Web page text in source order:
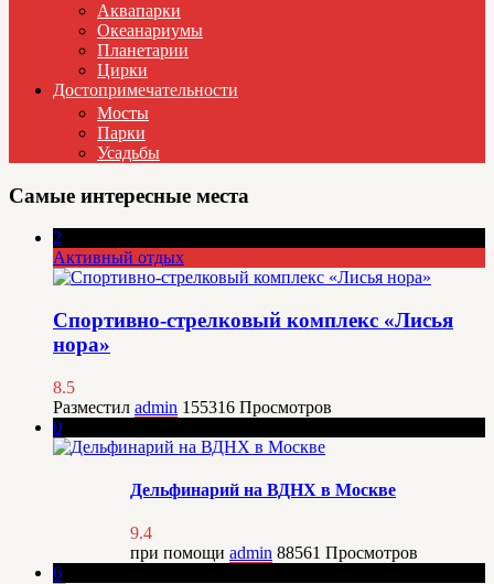
Аквапарки
Океанариумы
Планетарии
Цирки
Достопримечательности
Мосты
Парки
Усадьбы
Самые интересные места
2
Активный отдых
Спортивно-стрелковый комплекс «Лисья
нора»
8.5
Разместил admin 155316 Просмотров
0
Дельфинарий на ВДНХ в Москве
9.4
при помощи admin 88561 Просмотров
6